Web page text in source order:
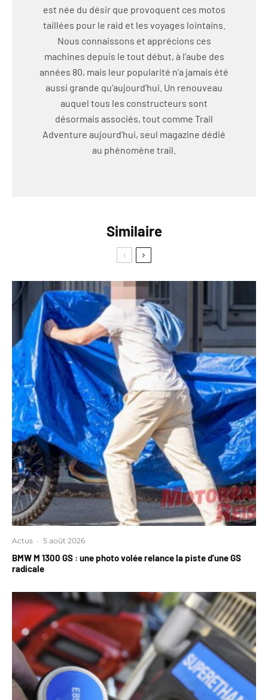
est née du désir que provoquent ces motos
taillées pour le raid et les voyages lointains.
Nous connaissons et apprécions ces
machines depuis le tout début, à l’aube des
années 80, mais leur popularité n’a jamais été
aussi grande qu’aujourd’hui. Un renouveau
auquel tous les constructeurs sont
désormais associés, tout comme Trail
Adventure aujourd’hui, seul magazine dédié
au phénomène trail.
Similaire
Actus · 5 août 2026
BMW M 1300 GS : une photo volée relance la piste d’une GS
radicale